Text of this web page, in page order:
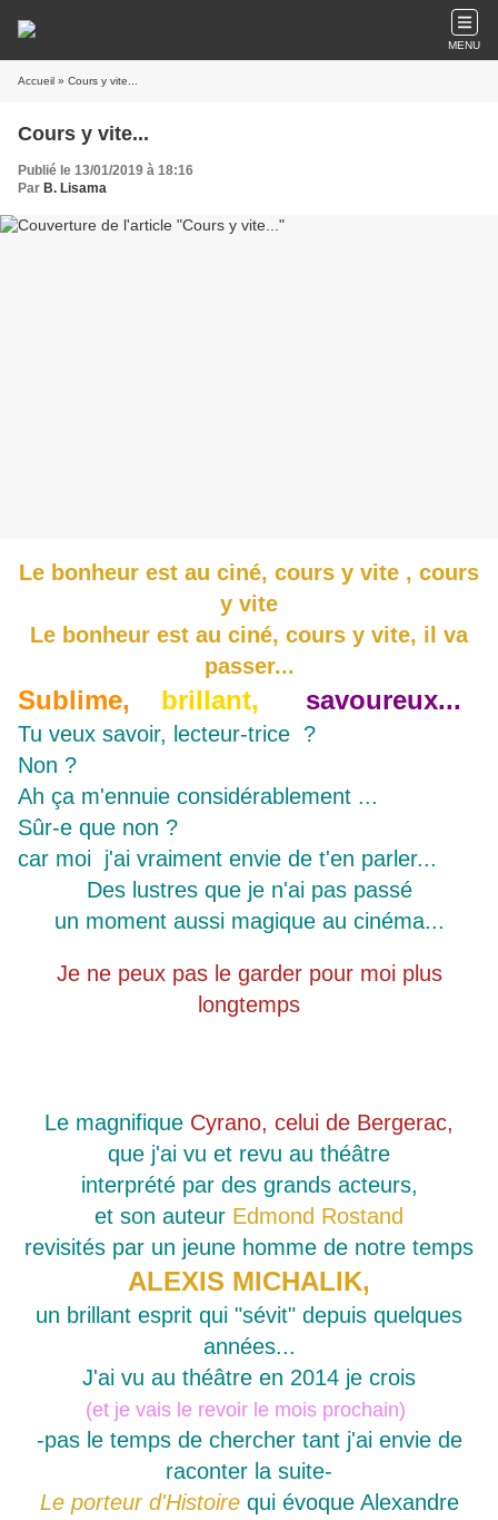
MENU
Accueil » Cours y vite...
Cours y vite...
Publié le 13/01/2019 à 18:16
Par B. Lisama
Le bonheur est au ciné, cours y vite , cours
y vite
Le bonheur est au ciné, cours y vite, il va
passer...
Sublime, brillant, savoureux...
Tu veux savoir, lecteur-trice ?
Non ?
Ah ça m'ennuie considérablement ...
Sûr-e que non ?
car moi j'ai vraiment envie de t'en parler...
Des lustres que je n'ai pas passé
un moment aussi magique au cinéma...
Je ne peux pas le garder pour moi plus
longtemps
Le magnifique Cyrano, celui de Bergerac,
que j'ai vu et revu au théâtre
interprété par des grands acteurs,
et son auteur Edmond Rostand
revisités par un jeune homme de notre temps
ALEXIS MICHALIK,
un brillant esprit qui "sévit" depuis quelques
années...
J'ai vu au théâtre en 2014 je crois
(et je vais le revoir le mois prochain)
-pas le temps de chercher tant j'ai envie de
raconter la suite-
Le porteur d'Histoire qui évoque Alexandre